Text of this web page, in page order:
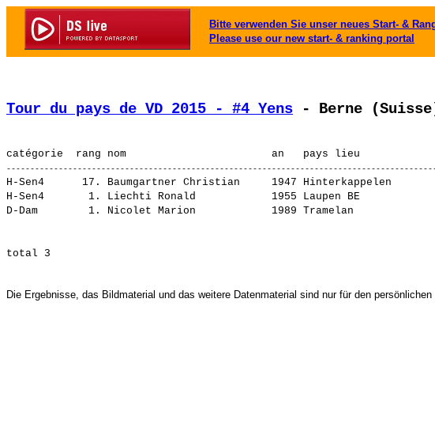
Bitte verwenden Sie unser neues Start- &
Please use our new start- & ranking portal
Tour du pays de VD 2015 - #4 Yens - Berne
H-Sen4      17. Baumgartner Christian
1947
H-Sen4       1. Liechti Ronald
1955 Laupen BE
D-Dam        1. Nicolet Marion
Die Ergebnisse, das Bildmaterial und das weitere Datenmaterial sind nur für den